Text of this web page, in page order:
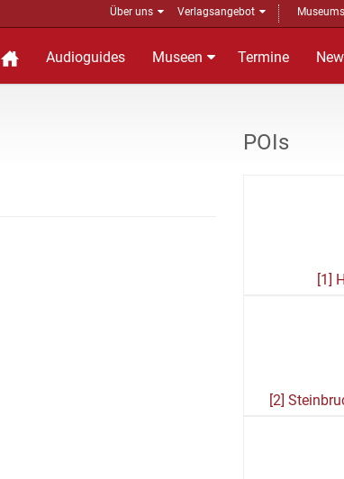
Über uns Verlagsangebot
Audioguides Museen Termine
POIs
[1]
[2]